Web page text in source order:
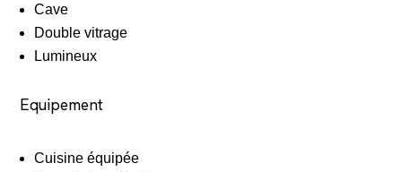
Cave
Double vitrage
Lumineux
Equipement
Cuisine équipée